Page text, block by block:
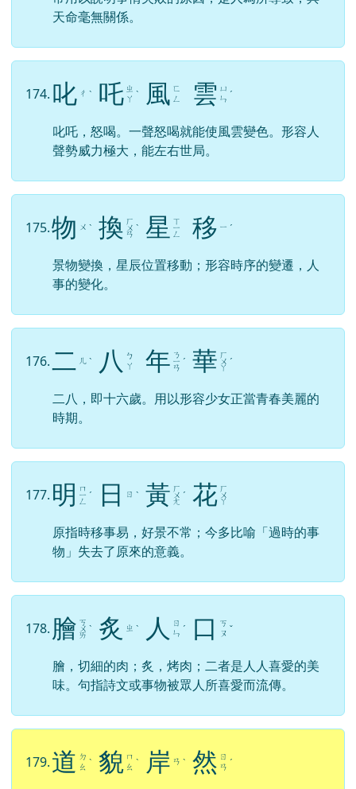
天命毫無關係。
174. 叱 ㄔ ˋ 吒 ㄓ
ㄚ ˋ 風 ㄈ
ㄥ
雲 ㄩ
ㄣ ˊ
叱吒，怒喝。一聲怒喝就能使風雲變色。形容人
聲勢威力極大，能左右世局。
175.物 ㄨ ˋ 換 ㄏ
ㄨ
ㄢ
ˋ 星 ㄒ
ㄧ
ㄥ 移 ㄧ ˊ
景物變換，星辰位置移動；形容時序的變遷，人
事的變化。
176.二 ㄦ ˋ 八
ㄅ
ㄚ
年 ㄋ
ㄧ
ㄢ
ˊ 華 ㄏ
ㄨ
ㄚ
ˊ
二八，即十六歲。用以形容少女正當青春美麗的
時期。
177. 明 ㄇ
ㄧ
ㄥ
ˊ 日 ㄖ ˋ 黃 ㄏ
ㄨ
ㄤ
ˊ 花 ㄏ
ㄨ
ㄚ
原指時移事易，好景不常；今多比喻「過時的事
物」失去了原來的意義。
178. 膾 ㄎ
ㄨ
ㄞ
ˋ 炙 ㄓ ˋ 人
ㄖ
ㄣ ˊ 口
ㄎ
ㄡ ˇ
膾，切細的肉；炙，烤肉；二者是人人喜愛的美
味。句指詩文或事物被眾人所喜愛而流傳。
179.道 ㄉ
ㄠ ˋ 貌 ㄇ
ㄠ ˋ 岸 ㄢ ˋ 然 ㄖ
ㄢ ˊ